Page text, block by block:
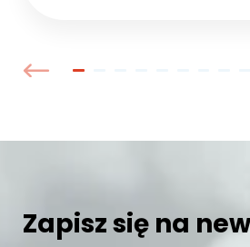
Zapisz się na